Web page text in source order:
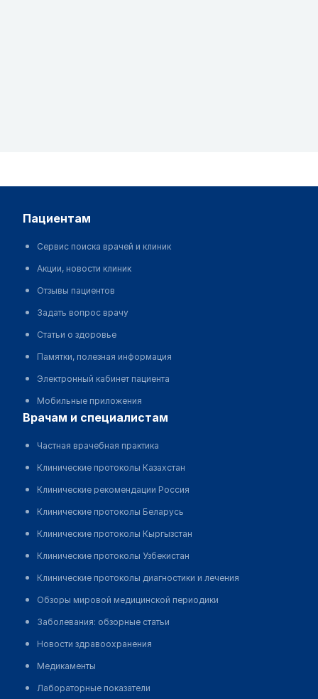
данного сайта
пациентам
Сервис поиска врачей и клиник
Акции, новости клиник
Отзывы пациентов
Задать вопрос врачу
Статьи о здоровье
Памятки, полезная информация
Электронный кабинет пациента
Мобильные приложения
врачам и специалистам
Частная врачебная практика
Клинические протоколы Казахстан
Клинические рекомендации Россия
Клинические протоколы Беларусь
Клинические протоколы Кыргызстан
Клинические протоколы Узбекистан
Клинические протоколы диагностики и лечения
Обзоры мировой медицинской периодики
Заболевания: обзорные статьи
Новости здравоохранения
Медикаменты
Лабораторные показатели